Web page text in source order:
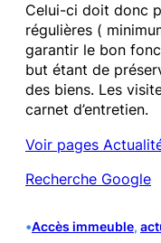
Celui-ci doit donc
régulières (
garantir le bon
but étant de
des biens. Les
carnet d’entretien.
Voir pages
Recherche Google
•Accès immeuble,